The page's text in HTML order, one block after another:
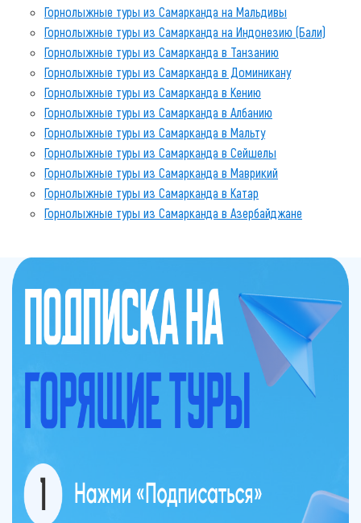
Горнолыжные туры из Самарканда на Мальдивы
Горнолыжные туры из Самарканда на Индонезию (Бали)
Горнолыжные туры из Самарканда в Танзанию
Горнолыжные туры из Самарканда в Доминикану
Горнолыжные туры из Самарканда в Кению
Горнолыжные туры из Самарканда в Албанию
Горнолыжные туры из Самарканда в Мальту
Горнолыжные туры из Самарканда в Сейшелы
Горнолыжные туры из Самарканда в Маврикий
Горнолыжные туры из Самарканда в Катар
Горнолыжные туры из Самарканда в Азербайджане